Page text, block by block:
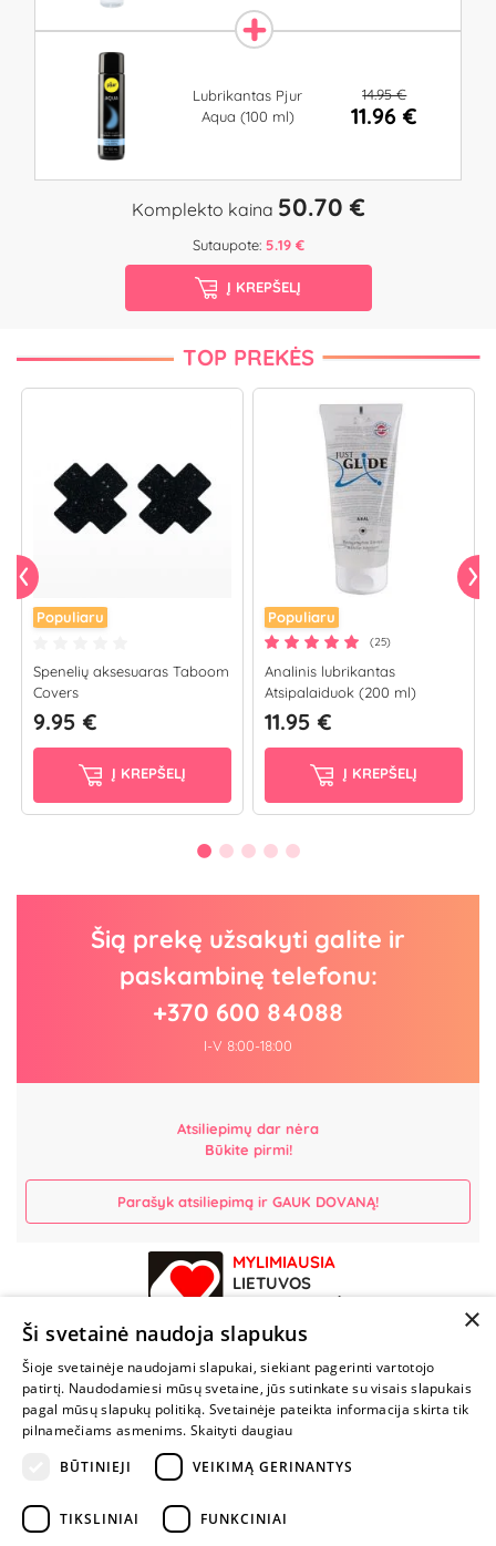
Lubrikantas Pjur
Aqua (100 ml)
14.95 €
11.96 €
Komplekto kaina 50.70 €
Sutaupote: 5.19 €
Į KREPŠELĮ
TOP PREKĖS
Populiaru
Spenelių aksesuaras Taboom
Covers
9.95 €
Į KREPŠELĮ
Populiaru
(25)
Analinis lubrikantas
Atsipalaiduok (200 ml)
11.95 €
Į KREPŠELĮ
Šią prekę užsakyti galite ir
paskambinę telefonu:
+370 600 84088
I-V 8:00-18:00
Atsiliepimų dar nėra
Būkite pirmi!
Parašyk atsiliepimą ir GAUK DOVANĄ!
MYLIMIAUSIA
LIETUVOS
PARDUOTUVĖ
NENUSTOK
ŽAISTI
+370 600 84088
info@fantazijos.lt
×
Ši svetainė naudoja slapukus
Šioje svetainėje naudojami slapukai, siekiant pagerinti vartotojo
patirtį. Naudodamiesi mūsų svetaine, jūs sutinkate su visais slapukais
pagal mūsų slapukų politiką. Svetainėje pateikta informacija skirta tik
pilnamečiams asmenims. Skaityti daugiau
BŪTINIEJI
VEIKIMĄ GERINANTYS
TIKSLINIAI FUNKCINIAI